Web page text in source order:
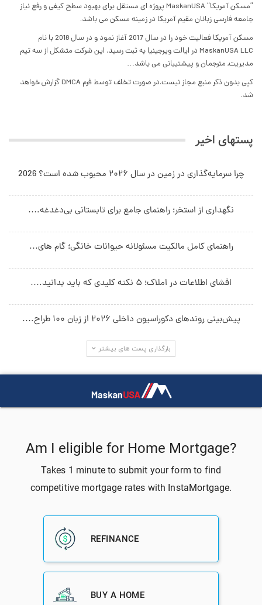
”مسکن آمریکا“ MaskanUSA پروژه ای مستقل برای بهبود سطح کیفی و رفع نیاز
جامعه فارسی زبانان مقیم آمریکا در زمینه مسکن می باشد.
مسکن آمریکا فعالیت خود را در سال 2017 آغاز نمود و در سال 2018 با نام
MaskanUSA LLC در ایالت ویرجینیا به ثبت رسید. این شرکت متشکل از سه تیم
مدیریت, مترجمان و پیشتیبانی می باشد…
کپی بدون ذکر منبع مجاز نیست.در صورت تخلف توسط فرم DMCA گزارش خواهد
شد.
پستهای اخیر
چرا سرمایه‌گذاری در زمین در سال ۲۰۲۶ محبوب شده است؟ 2026
نگهداری از استخر؛ راهنمای جامع برای تابستانی بی‌دغدغه.…
راهنمای کامل مالکیت مسئولانه حیوانات خانگی؛ گام های…
افشای اطلاعات در املاک؛ ۵ نکته کلیدی که باید بدانید.…
پیش‌بینی روندهای دکوراسیون داخلی ۲۰۲۶ از زبان ۱۰۰ طراح.…
بارگذاری پست های بیشتر
آخرین دیدگاه‌ها
neosurf nettikasino ilmaiskierroksetدرآمار بازار مسکن در شهر
ساکرامنتو در ایالت کالیفرنیا
gratis binance-konto
سه راه برای افزایش شانس یک ارزیابی مطلوب